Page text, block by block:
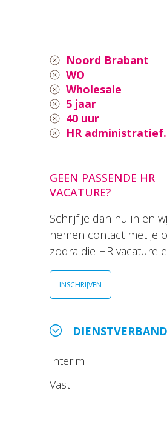
Noord Brabant
WO
Wholesale
5 jaar
40 uur
HR
GEEN PASSENDE HR
VACATURE?
Schrijf je dan nu in en
nemen contact met je
zodra die HR vacature
INSCHRIJVEN
DIENSTVERBAND
Interim
Vast